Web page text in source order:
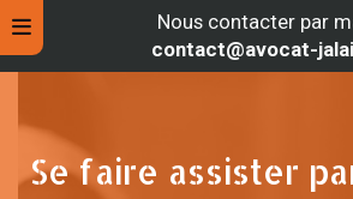
Nous contacter par
contact@avocat-
Se faire assister